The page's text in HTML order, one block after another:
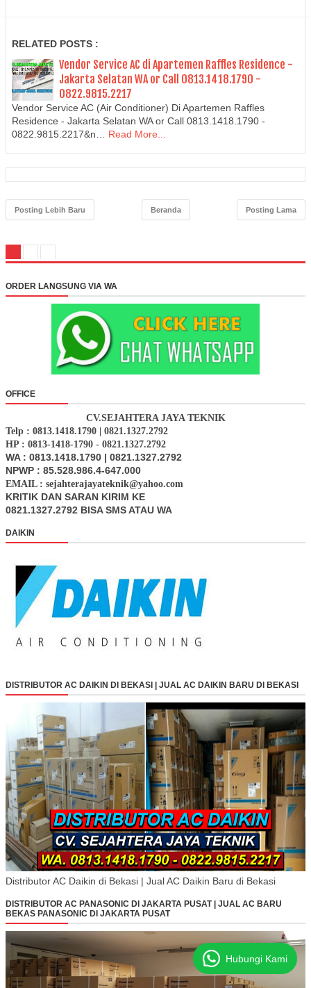
RELATED POSTS :
Vendor Service AC di Apartemen Raffles Residence -
Jakarta Selatan WA or Call 0813.1418.1790 -
0822.9815.2217
Vendor Service AC (Air Conditioner) Di Apartemen Raffles
Residence - Jakarta Selatan WA or Call 0813.1418.1790 -
0822.9815.2217&n… Read More...
Posting Lebih Baru Posting Lama
Beranda
ORDER LANGSUNG VIA WA
OFFICE
CV.SEJAHTERA JAYA TEKNIK
Telp : 0813.1418.1790 | 0821.1327.2792
HP : 0813-1418-1790 - 0821.1327.2792
WA : 0813.1418.1790 | 0821.1327.2792
NPWP : 85.528.986.4-647.000
EMAIL : sejahterajayateknik@yahoo.com
KRITIK DAN SARAN KIRIM KE
0821.1327.2792 BISA SMS ATAU WA
DAIKIN
DISTRIBUTOR AC DAIKIN DI BEKASI | JUAL AC DAIKIN BARU DI BEKASI
Distributor AC Daikin di Bekasi | Jual AC Daikin Baru di Bekasi
DISTRIBUTOR AC PANASONIC DI JAKARTA PUSAT | JUAL AC BARU
BEKAS PANASONIC DI JAKARTA PUSAT
Hubungi Kami